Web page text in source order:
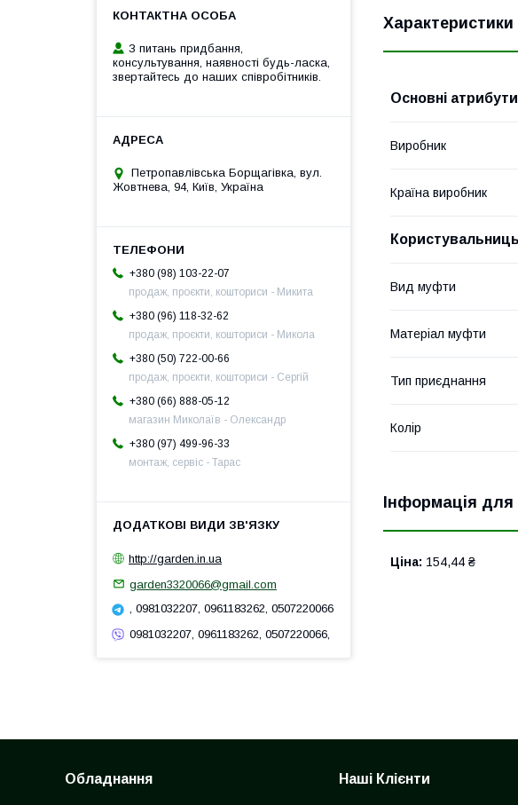
Характеристики
Основні атрибути
Виробник
Країна виробник
Вид муфти
Матеріал муфти
Тип приєднання
Колір
Інформація
Ціна: 154,44 ₴
З питань придбання,
консультування, наявності будь-ласка,
звертайтесь до наших співробітників.
Петропавлівська Борщагівка, вул.
Жовтнева, 94, Київ, Україна
+380 (98) 103-22-07
продаж, проєкти, кошториси - Микита
+380 (96) 118-32-62
продаж, проєкти, кошториси - Микола
+380 (50) 722-00-66
продаж, проєкти, кошториси - Сергій
+380 (66) 888-05-12
магазин Миколаїв - Олександр
+380 (97) 499-96-33
монтаж, сервіс - Тарас
http://garden.in.ua
garden3320066@gmail.com
, 0981032207, 0961183262, 0507220066
0981032207, 0961183262, 0507220066,
Обладнання Наші Клієнти